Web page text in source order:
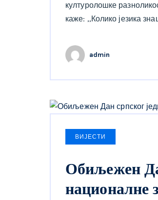
културолошке
каже: ,,Колико језика
admin
ВИЈЕСТИ
Обиљежен
националне